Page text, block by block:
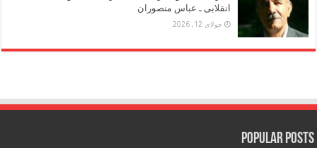
انقلابی ـ عباس منصوران
جولای 12, 2026
Popular Posts